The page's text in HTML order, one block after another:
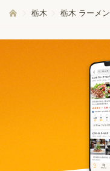
栃木 栃木 ラーメン